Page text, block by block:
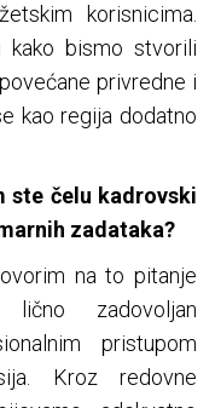
korisnicima.
bismo stvorili
privredne i
kao regija dodatno
ste čelu kadrovski
zadataka?
na to pitanje
zadovoljan
pristupom
Kroz redovne